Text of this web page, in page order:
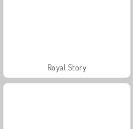
Royal Story